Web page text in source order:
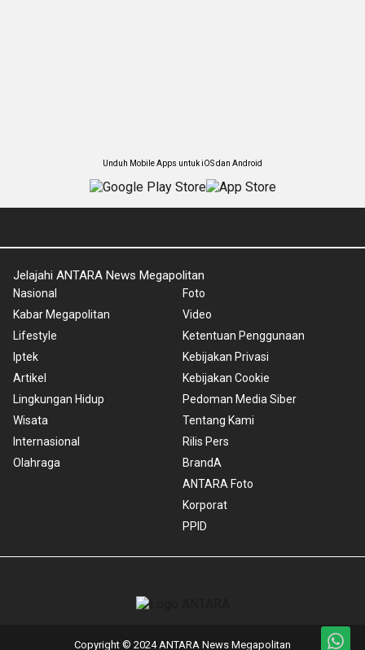
Unduh Mobile Apps untuk iOS dan Android
Jelajahi ANTARA News Megapolitan
Nasional
Kabar Megapolitan
Lifestyle
Iptek
Artikel
Lingkungan Hidup
Wisata
Internasional
Olahraga
Foto
Video
Ketentuan Penggunaan
Kebijakan Privasi
Kebijakan Cookie
Pedoman Media Siber
Tentang Kami
Rilis Pers
BrandA
ANTARA Foto
Korporat
PPID
Copyright © 2024 ANTARA News Megapolitan